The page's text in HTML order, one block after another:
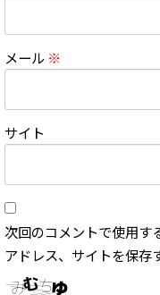
メール ※
サイト
次回のコメントで使用す
アドレス、サイトを保存